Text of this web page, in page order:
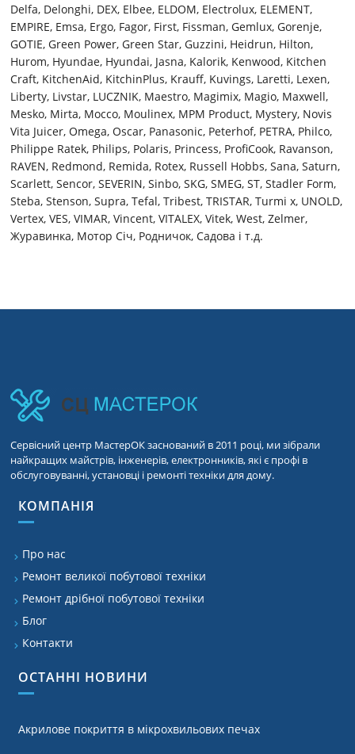
Delfa, Delonghi, DEX, Elbee, ELDOM, Electrolux, ELEMENT,
EMPIRE, Emsa, Ergo, Fagor, First, Fissman, Gemlux, Gorenje,
GOTIE, Green Power, Green Star, Guzzini, Heidrun, Hilton,
Hurom, Hyundae, Hyundai, Jasna, Kalorik, Kenwood, Kitchen
Craft, KitchenAid, KitchinPlus, Krauff, Kuvings, Laretti, Lexen,
Liberty, Livstar, LUCZNIK, Maestro, Magimix, Magio, Maxwell,
Mesko, Mirta, Mocco, Moulinex, MPM Product, Mystery, Novis
Vita Juicer, Omega, Oscar, Panasonic, Peterhof, PETRA, Philco,
Philippe Ratek, Philips, Polaris, Princess, ProfiCook, Ravanson,
RAVEN, Redmond, Remida, Rotex, Russell Hobbs, Sana, Saturn,
Scarlett, Sencor, SEVERIN, Sinbo, SKG, SMEG, ST, Stadler Form,
Steba, Stenson, Supra, Tefal, Tribest, TRISTAR, Turmi x, UNOLD,
Vertex, VES, VIMAR, Vincent, VITALEX, Vitek, West, Zelmer,
Журавинка, Мотор Сiч, Родничок, Садова і т.д.
Сервісний центр МастерОК заснований в 2011 році, ми зібрали
найкращих майстрів, інженерів, електронників, які є профі в
обслуговуванні, установці і ремонті техніки для дому.
КОМПАНІЯ
Про нас
Ремонт великої побутової техніки
Ремонт дрібної побутової техніки
Блог
Контакти
ОСТАННІ НОВИНИ
Акрилове покриття в мікрохвильових печах